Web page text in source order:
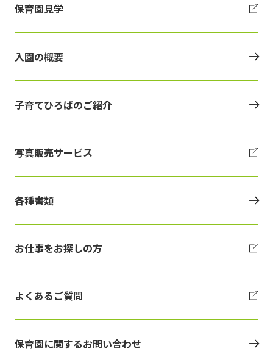
保育園見学
入園の概要
子育てひろばのご紹介
写真販売サービス
各種書類
お仕事をお探しの方
よくあるご質問
保育園に関するお問い合わせ